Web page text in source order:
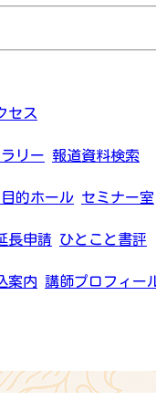
セス
リー 報道資料検索
的ホール セミナー室
長申請 ひとこと書評
案内 講師プロフィー